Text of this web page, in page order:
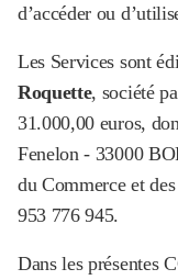
d’accéder ou
Les Services sont
Roquette, société
31.000,00 euros,
Fenelon - 33000
du Commerce et
953 776 945.
Dans les présentes